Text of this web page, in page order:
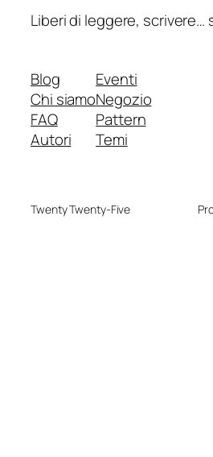
Liberi di leggere, scrivere…
Blog
Chi siamo
FAQ
Autori
Eventi
Negozio
Pattern
Temi
Twenty Twenty-Five